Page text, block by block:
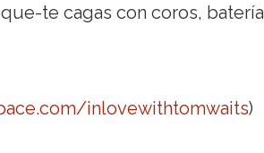
te cagas con coros, batería
inlovewithtomwaits)